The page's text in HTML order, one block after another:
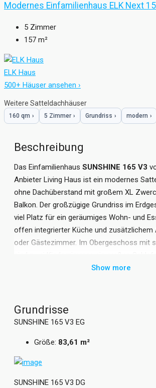
Modernes Einfamilienhaus ELK Next
5 Zimmer
157 m²
ELK Haus
500+ Häuser ansehen ›
Weitere Satteldachhäuser
160 qm › 5 Zimmer › Grundriss › modern ›
Beschreibung
Das Einfamilienhaus SUNSHINE 165 V3
Anbieter Living Haus ist ein modernes
ohne Dachüberstand mit großem XL
Balkon. Der großzügige Grundriss im
viel Platz für ein geräumiges Wohn- und
offen integrierter Küche und zusätzlichem
oder Gästezimmer. Im Obergeschoss mit
Ankleide und ein großzügiges Badezimmer
Hersteller Living Haus verfügt über
und ist dank vieler vorgedachter
Flächenangaben nach DIN 277.
Show more
Grundrisse
SUNSHINE 165 V3 EG
Größe: 83,61 m²
SUNSHINE 165 V3 DG